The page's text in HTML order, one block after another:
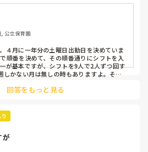
2日まで、と制限をかける
に入ることのできる日を1日だけピッ
土曜出勤が難しければ自身で代わりの
もらう
を取り入れることを考えています。
公立保育園
４月に一年分の土曜日出勤日を決めていま
順番を決めて、その順番通りにシフトを入
が基本ですが、シフトを9人で2人ずつ回す
しかない月は無しの時もありますよ。その
してます。
回答をもっと見る
が